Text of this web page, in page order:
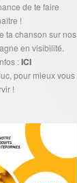
de te faire
!
ta chanson sur nos
en visibilité.
:ICI
pour mieux vous
!